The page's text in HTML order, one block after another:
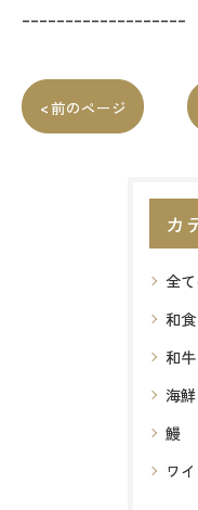
-------------------
< 前のページ
カ
全
和食
和牛
海鮮
鰻
ワ